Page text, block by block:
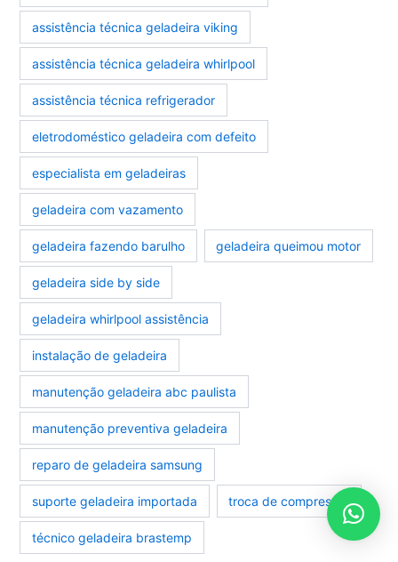
assistência técnica geladeira viking
assistência técnica geladeira whirlpool
assistência técnica refrigerador
eletrodoméstico geladeira com defeito
especialista em geladeiras
geladeira com vazamento
geladeira fazendo barulho geladeira queimou motor
geladeira side by side
geladeira whirlpool assistência
instalação de geladeira
manutenção geladeira abc paulista
manutenção preventiva geladeira
reparo de geladeira samsung
suporte geladeira importada troca de compressor
técnico geladeira brastemp